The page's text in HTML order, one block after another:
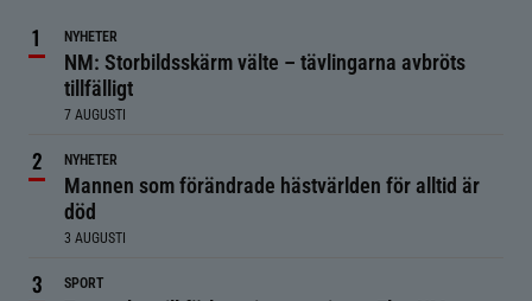
NYHETER
NM: Storbildsskärm välte – tävlingarna avbröts
tillfälligt
7 AUGUSTI
NYHETER
Mannen som förändrade hästvärlden för alltid är
död
3 AUGUSTI
SPORT